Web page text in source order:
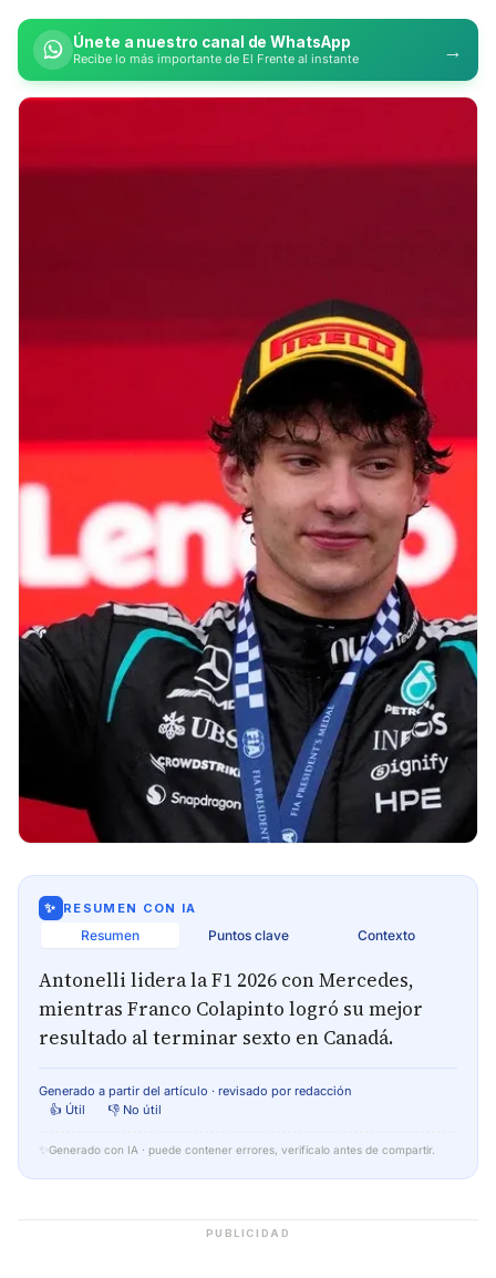
Únete a nuestro canal de WhatsApp
Recibe lo más importante de El Frente al instante →
✨ RESUMEN CON IA
Resumen Puntos clave Contexto
Antonelli lidera la F1 2026 con Mercedes,
mientras Franco Colapinto logró su mejor
resultado al terminar sexto en Canadá.
Generado a partir del artículo · revisado por redacción
👍 Útil
👎 No útil
✨ Generado con IA · puede contener errores, verifícalo antes de compartir.
PUBLICIDAD